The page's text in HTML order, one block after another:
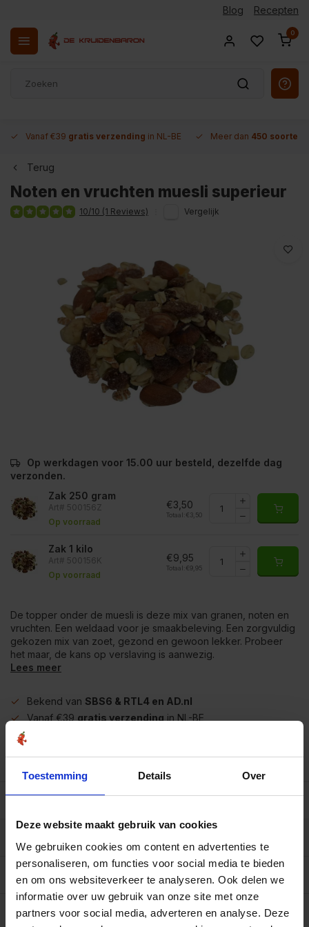
Toestemming Details Over
Deze website maakt gebruik van cookies
We gebruiken cookies om content en advertenties te
personaliseren, om functies voor social media te bieden
en om ons websiteverkeer te analyseren. Ook delen we
informatie over uw gebruik van onze site met onze
partners voor social media, adverteren en analyse. Deze
Blog Recepten
0
Vanaf €39 gratis verzending in NL-BE Meer dan 450 soorten
Terug
Noten en vruchten muesli superieur
10/10 (1 Reviews) Vergelijk
Op werkdagen voor 15.00 uur besteld, dezelfde dag
verzonden.
Zak 250 gram
Art# 500156Z
Op voorraad
€3,50
Totaal: €3,50
Zak 1 kilo
Art# 500156K
Op voorraad
€9,95
Totaal: €9,95
De topper onder de muesli is deze mix van granen, noten en
vruchten. Een weldaad voor je smaakbeleving. Een zorgvuldig
gekozen mix van zoet, gezond en gewoon lekker. Probeer
het maar, de kans op verslaving is aanwezig.
Lees meer
Bekend van SBS6 & RTL4 en AD.nl
Vanaf €39 gratis verzending in NL-BE
Beschrijving
Allergenen/voedingswaarden per 100 gram
Op werkdagen voor 15.00 uur besteld, dezelfde dag
verzonden.